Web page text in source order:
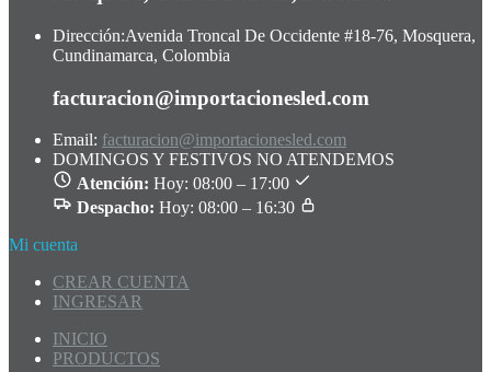
Dirección:Avenida Troncal De Occidente #18-76, Mosquera,
Cundinamarca, Colombia
facturacion@importacionesled.com
Email: facturacion@importacionesled.com
DOMINGOS Y FESTIVOS NO ATENDEMOS
Atención: Hoy: 08:00 – 17:00
Despacho: Hoy: 08:00 – 16:30
Mi cuenta
CREAR CUENTA
INGRESAR
INICIO
PRODUCTOS